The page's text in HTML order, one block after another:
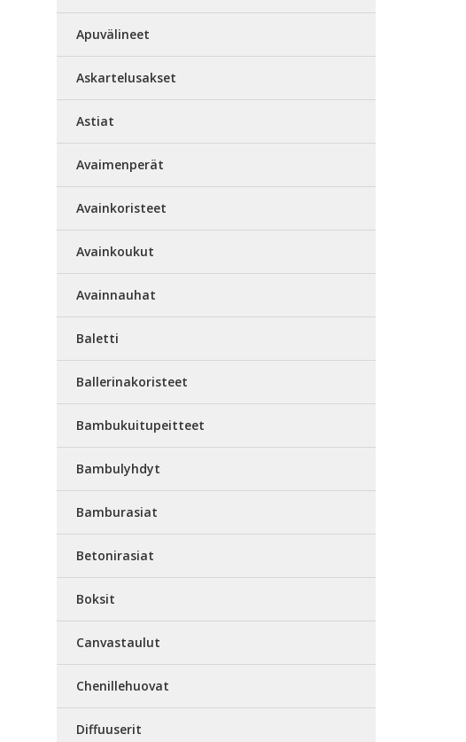
Apuvälineet
Askartelusakset
Astiat
Avaimenperät
Avainkoristeet
Avainkoukut
Avainnauhat
Baletti
Ballerinakoristeet
Bambukuitupeitteet
Bambulyhdyt
Bamburasiat
Betonirasiat
Boksit
Canvastaulut
Chenillehuovat
Diffuuserit